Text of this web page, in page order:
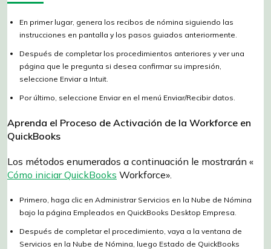
En primer lugar, genera los recibos de nómina siguiendo las
instrucciones en pantalla y los pasos guiados anteriormente.
Después de completar los procedimientos anteriores y ver una
página que le pregunta si desea confirmar su impresión,
seleccione Enviar a Intuit.
Por último, seleccione Enviar en el menú Enviar/Recibir datos.
Aprenda el Proceso de Activación de la Workforce en
QuickBooks
Los métodos enumerados a continuación le mostrarán «
Cómo iniciar QuickBooks Workforce».
Primero, haga clic en Administrar Servicios en la Nube de Nómina
bajo la página Empleados en QuickBooks Desktop Empresa.
Después de completar el procedimiento, vaya a la ventana de
Servicios en la Nube de Nómina, luego Estado de QuickBooks